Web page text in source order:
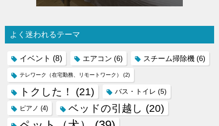
よく迷われるテーマ
イベント (8) エアコン (6) スチーム掃除機 (6)
テレワーク（在宅勤務、リモートワーク） (2)
トクした！ (21) バス・トイレ (5)
ピアノ (4) ベッドの引越し (20)